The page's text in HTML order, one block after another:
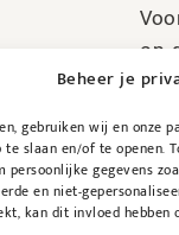
Beheer je
gebruiken wij en onze
slaan en/of te openen.
persoonlijke gegevens
en niet-
kan dit invloed hebben
op
€